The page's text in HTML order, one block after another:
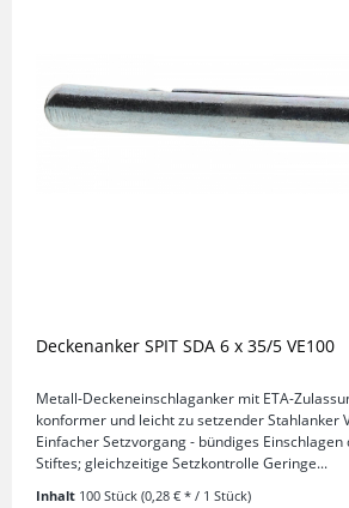
Deckenanker SPIT SDA 6 x 35/5 VE100
Metall-Deckeneinschlaganker mit ETA-
konformer und leicht zu setzender Stahlanker
Einfacher Setzvorgang - bündiges
Stiftes; gleichzeitige Setzkontrolle Geringe...
Inhalt 100 Stück(0,28 € * / 1 Stück)